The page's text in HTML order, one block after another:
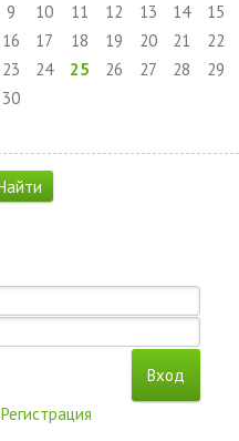
9
10 11 12 13 14
15
16
17 18 19 20 21
22
23
24 25 26 27 28
29
30
Регистрация